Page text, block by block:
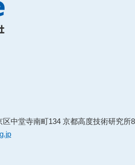
区中堂寺南町134 京都高度技術研究所